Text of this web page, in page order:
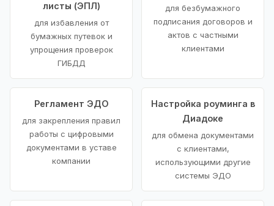
листы (ЭПЛ)
для избавления от
бумажных путевок и
упрощения проверок
ГИБДД
для безбумажного
подписания договоров и
актов с частными
клиентами
Регламент ЭДО
для закрепления правил
работы с цифровыми
документами в уставе
компании
Настройка роуминга в
Диадоке
для обмена документами
с клиентами,
использующими другие
системы ЭДО